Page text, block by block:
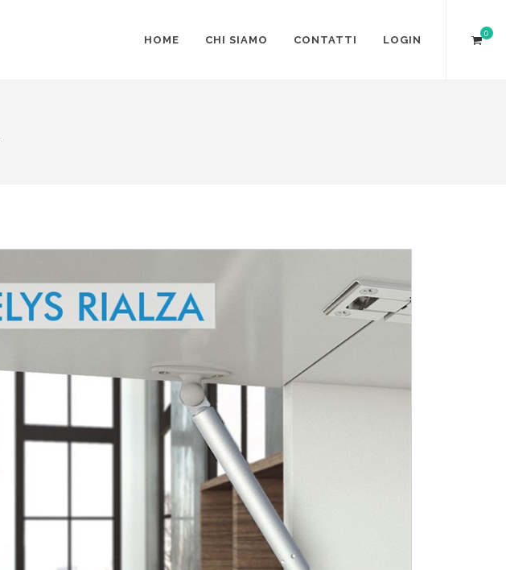
HOME CHI SIAMO CONTATTI LOGIN
0